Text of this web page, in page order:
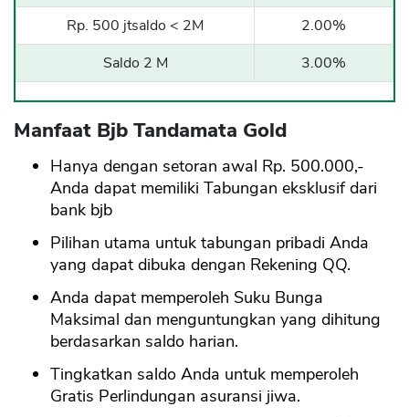
Rp. 500 jtsaldo < 2M
2.00%
Saldo 2 M
3.00%
Manfaat Bjb Tandamata Gold
Hanya dengan setoran awal Rp. 500.000,-
Anda dapat memiliki Tabungan eksklusif dari
bank bjb
Pilihan utama untuk tabungan pribadi Anda
yang dapat dibuka dengan Rekening QQ.
Anda dapat memperoleh Suku Bunga
Maksimal dan menguntungkan yang dihitung
berdasarkan saldo harian.
Tingkatkan saldo Anda untuk memperoleh
Gratis Perlindungan asuransi jiwa.